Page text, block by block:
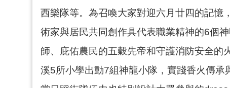
西樂隊等。為召喚大家對迎六月廿四的記憶
術家與居民共同創作具代表職業精神的6個
師、庇佑農民的五穀先帝和守護消防安全的
溪5所小學出動7組神龍小隊，實踐香火傳承